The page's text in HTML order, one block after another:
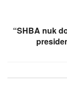
“SHBA nuk